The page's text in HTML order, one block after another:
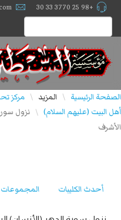
+98 25 3770 33 30
الصفحة الرئيسية \ المزيد \ مركز
أهل البيت (عليهم السلام) \ نزول
الأشرف
أحدث الكليبات المجموعات